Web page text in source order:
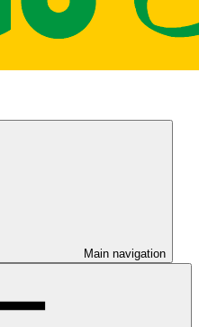
Main navigation